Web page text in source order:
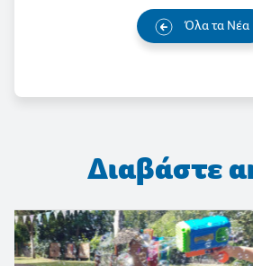
Όλα τα Νέα
Διαβάστε